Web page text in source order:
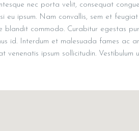
nec porta velit, consequat
eu ipsum. Nam convallis, sem et
blandit commodo. Curabitur egestas
id. Interdum et malesuada fames ac
ipsum sollicitudin. Vestibulum